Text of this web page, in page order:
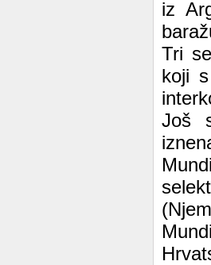
iz
Tri
koji
Još